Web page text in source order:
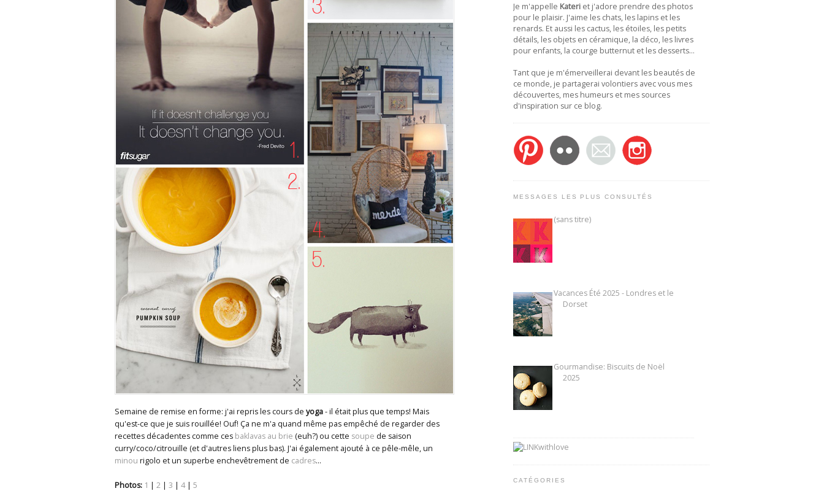
Semaine de remise en forme: j'ai repris les cours de yoga- il était plus que temps! Mais
qu'est-ce que je suis rouillée! Ouf! Ça ne m'a quand même pas empêché de regarder des
recettes décadentes comme ces baklavas au brie (euh?) ou cette soupe de saison
curry/coco/citrouille (et d'autres liens plus bas). J'ai également ajouté à ce pêle-mêle, un
minou rigolo et un superbe enchevêtrement de cadres...
Photos: 1 2 3 4| 5
Je m'appelle Kateri et j'adore prendre des photos
pour le plaisir. J'aime les chats, les lapins et les
renards. Et aussi les cactus, les étoiles, les petits
détails, les objets en céramique, la déco, les livres
pour enfants, la courge butternut et les desserts…
Tant que je m'émerveillerai devant les beautés de
ce monde, je partagerai volontiers avec vous mes
découvertes, mes humeurs et mes sources
d'inspiration sur ce blog.
MESSAGES LES PLUS CONSULTÉS
(sans titre)
Vacances Été 2025 - Londres et le
Dorset
Gourmandise: Biscuits de Noël
2025
CATÉGORIES